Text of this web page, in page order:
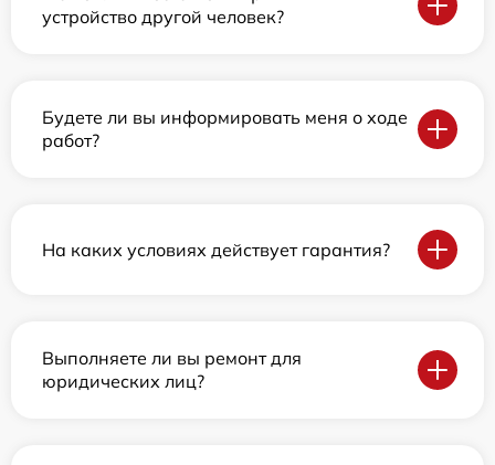
устройство другой человек?
Будете ли вы информировать меня о ходе
работ?
На каких условиях действует гарантия?
Выполняете ли вы ремонт для
юридических лиц?